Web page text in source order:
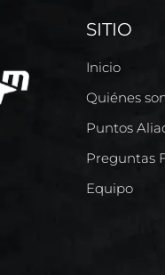
SITIO
Inicio
Quiénes
Puntos
Preguntas
Equipo